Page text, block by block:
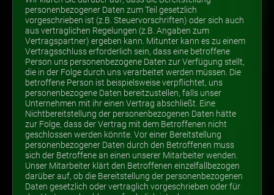
personenbezogener Daten zum Teil gesetzlich
vorgeschrieben ist (z.B. Steuervorschriften) oder sich auch
aus vertraglichen Regelungen (z.B. Angaben zum
Vertragspartner) ergeben kann. Mitunter kann es zu einem
Vertragsschluss erforderlich sein, dass eine betroffene
Person uns personenbezogene Daten zur Verfügung stellt,
die in der Folge durch uns verarbeitet werden müssen. Die
betroffene Person ist beispielsweise verpflichtet, uns
personenbezogene Daten bereitzustellen, falls unser
Unternehmen mit ihr einen Vertrag abschließt. Eine
Nichtbereitstellung der personenbezogenen Daten hätte
zur Folge, dass der Vertrag mit dem Betroffenen nicht
geschlossen werden könnte. Vor einer Bereitstellung
personenbezogener Daten durch den Betroffenen muss
sich der Betroffene an einen unserer Mitarbeiter wenden.
Unser Mitarbeiter klärt den Betroffenen einzelfallbezogen
darüber auf, ob die Bereitstellung der personenbezogenen
Daten gesetzlich oder vertraglich vorgeschrieben oder für